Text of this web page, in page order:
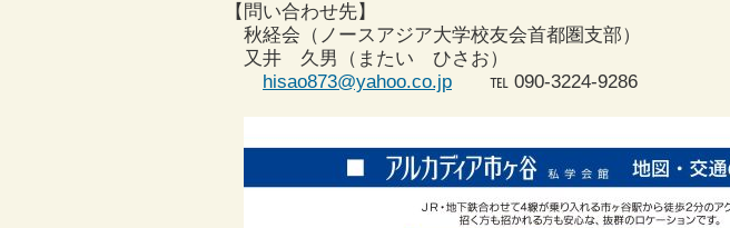
【問い合わせ先】
秋経会（ノースアジア大学校友会首都圏支部）
又井 久男（またい ひさお）
hisao873@yahoo.co.jp ℡ 090-3224-9286